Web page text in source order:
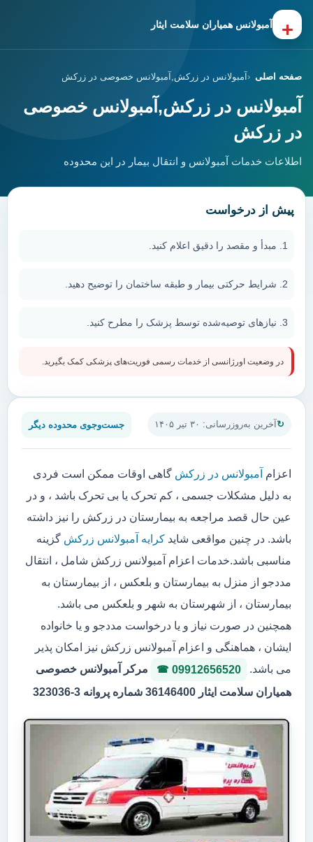
+ آمبولانس همیاران سلامت ایثار
صفحه اصلی آمبولانس در زرکش,آمبولانس خصوصی در زرکش
آمبولانس در زرکش,آمبولانس خصوصی
در زرکش
اطلاعات خدمات آمبولانس و انتقال بیمار در این محدوده
آخرین به‌روزرسانی: ۳۰ تیر ۱۴۰۵ جست‌وجوی محدوده دیگر
اعزام آمبولانس در زرکش گاهی اوقات ممکن است فردی
به دلیل مشکلات جسمی ، کم تحرک یا بی تحرک باشد ، و در
عین حال قصد مراجعه به بیمارستان در زرکش را نیز داشته
باشد. در چنین مواقعی شاید کرایه آمبولانس زرکش گزینه
مناسبی باشد.خدمات اعزام آمبولانس زرکش شامل ، انتقال
مددجو از منزل به بیمارستان و بلعکس ، از بیمارستان به
بیمارستان ، از شهرستان به شهر و بلعکس می باشد.
همچنین در صورت نیاز و یا درخواست مددجو و یا خانواده
ایشان ، هماهنگی و اعزام آمبولانس زرکش نیز امکان پذیر
می باشد.
09912656520
مرکر آمبولانس خصوصی
همیاران سلامت ایثار 36146400 شماره پروانه 3-323036
پیش از درخواست
مبدأ و مقصد را دقیق اعلام کنید.
شرایط حرکتی بیمار و طبقه ساختمان را توضیح دهید.
نیازهای توصیه‌شده توسط پزشک را مطرح کنید.
در وضعیت اورژانسی از خدمات رسمی فوریت‌های پزشکی کمک بگیرید.